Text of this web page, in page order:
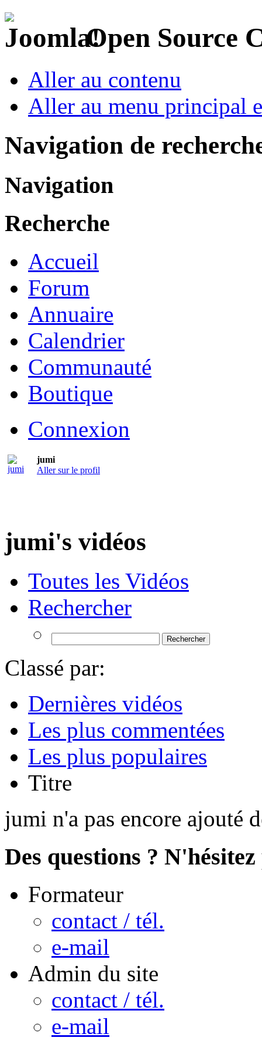
Open Source
Aller au contenu
Aller au menu principal
Navigation de
Navigation
Recherche
Accueil
Forum
Annuaire
Calendrier
Communauté
Boutique
Connexion
jumi
Aller sur le profil
jumi's vidéos
Toutes les Vidéos
Rechercher
Classé par:
Dernières vidéos
Les plus commentées
Les plus populaires
Titre
jumi n'a pas encore ajouté
Des questions ?
Formateur
contact / tél.
e-mail
Admin du site
contact / tél.
e-mail